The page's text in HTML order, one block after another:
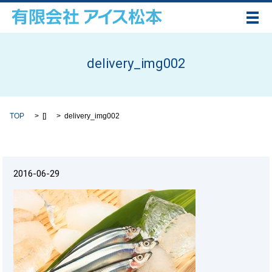
メ
delivery_img002
TOP [] delivery_img002
2016-06-29